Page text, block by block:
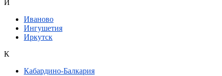
И
Иваново
Ингушетия
Иркутск
К
Кабардино-Балкария